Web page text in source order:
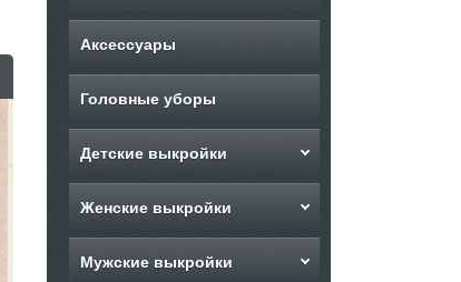
Аксессуары
Головные уборы
Детские выкройки
Женские выкройки
Мужские выкройки